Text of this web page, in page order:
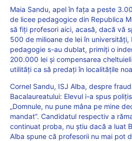
Maia Sandu, apel în fața a peste
de licee pedagogice din Republica
să fiți profesori aici, acasă, dacă vă
500 de milioane de lei în universități,
pedagogie s-au dublat, primiți o
200.000 lei și compensarea
utilități ca să predați în localitățile
Cornel Sandu, ISJ Alba, despre
Bacalaureatului: Elevul i-a spus
„Domnule, nu pune mâna pe mine
mandat”. Candidatul respectiv a
continuat proba, nu știu dacă a luat
Alba spune că profesorii nu mai pot